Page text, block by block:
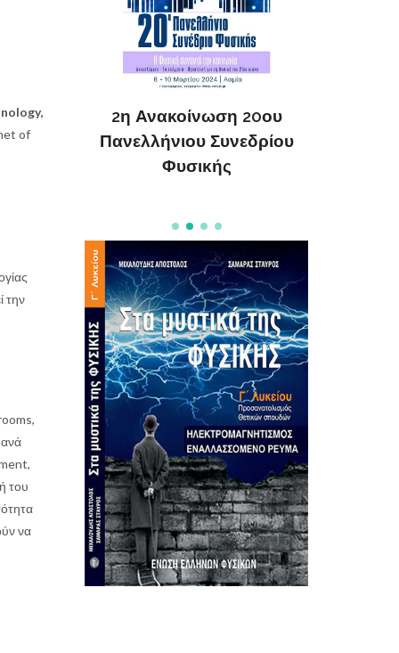
of
την
του
να
2η Ανακοίνωση 20ου
Πανελλήνιου Συνεδρίου
Φυσικής